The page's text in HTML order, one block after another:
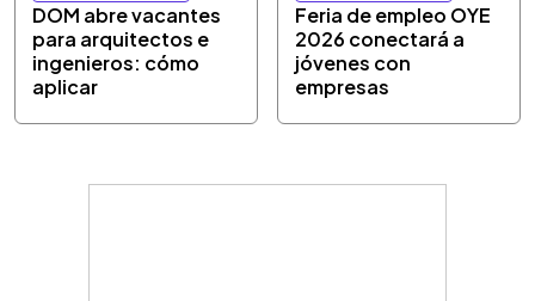
DOM abre vacantes
para arquitectos e
ingenieros: cómo
aplicar
Feria de empleo OYE
2026 conectará a
jóvenes con
empresas